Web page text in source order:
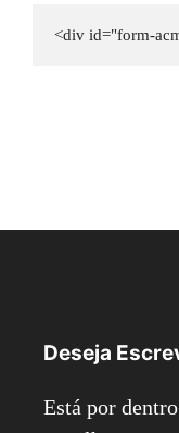
<div id="form-
Deseja
Está por